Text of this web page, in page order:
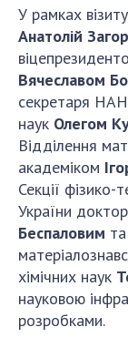
Членство в
Міжнародні
Міжнародні
Державний
Вибори до
Бланки
НОВИНИ
ЗАСІДАННЯ
У рамках
Анатолій
Вячеславом
секретаря
наук Олегом
Відділення
академіком
Секції
України
Беспаловим
хімічних наук
науковою
розробками.